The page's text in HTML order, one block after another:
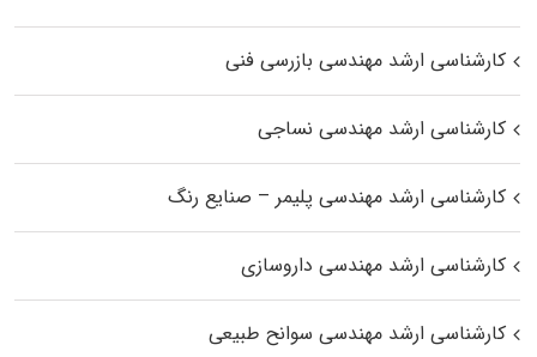
کارشناسی ارشد مهندسی بازرسی فنی
کارشناسی ارشد مهندسی نساجی
کارشناسی ارشد مهندسی پلیمر – صنایع رنگ
کارشناسی ارشد مهندسی داروسازی
کارشناسی ارشد مهندسی سوانح طبیعی